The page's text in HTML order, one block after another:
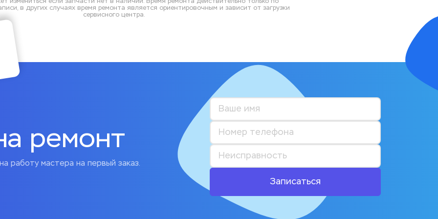
в других случаях время ремонта является ориентировочным и зависит от загрузки
сервисного центра.
работу мастера на первый заказ.
ремонт
Записаться